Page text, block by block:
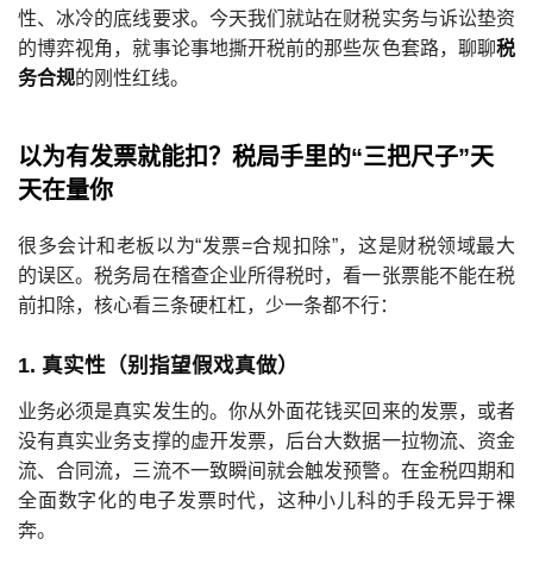
性、冰冷的底线要求。今天我们就站在财税实务与诉讼垫资
的博弈视角，就事论事地撕开税前的那些灰色套路，聊聊税
务合规的刚性红线。
以为有发票就能扣？税局手里的“三把尺子”天
天在量你
很多会计和老板以为“发票=合规扣除”，这是财税领域最大
的误区。税务局在稽查企业所得税时，看一张票能不能在税
前扣除，核心看三条硬杠杠，少一条都不行：
1. 真实性（别指望假戏真做）
业务必须是真实发生的。你从外面花钱买回来的发票，或者
没有真实业务支撑的虚开发票，后台大数据一拉物流、资金
流、合同流，三流不一致瞬间就会触发预警。在金税四期和
全面数字化的电子发票时代，这种小儿科的手段无异于裸
奔。